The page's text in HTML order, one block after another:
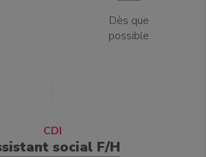
Dès que
possible
CDI
social F/H